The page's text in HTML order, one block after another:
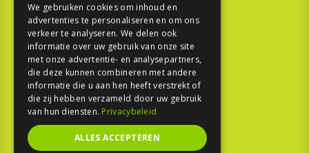
TESTEN
SPORT
REPORTAGE
TOUREN
NIEUWSBRIEF
We gebruiken cookies om inhoud en
advertenties te personaliseren en om ons
verkeer te analyseren. We delen ook
informatie over uw gebruik van onze site
met onze advertentie- en analysepartners,
die deze kunnen combineren met andere
informatie die u aan hen heeft verstrekt of
die zij hebben verzameld door uw gebruik
van hun diensten. Privacybeleid
ALLES ACCEPTEREN